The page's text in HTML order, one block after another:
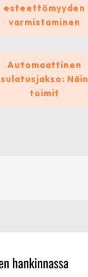
esteettömyyden
varmistaminen
Automaattinen
sulatusjakso: Näin
toimit